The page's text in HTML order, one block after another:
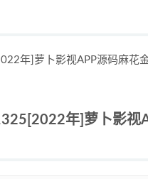
年]萝卜影视APP源码麻花
年]萝卜影视